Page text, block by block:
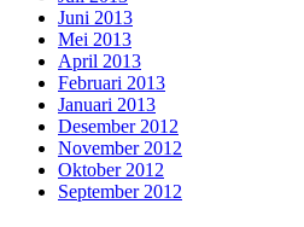
Juni 2013
Mei 2013
April 2013
Februari 2013
Januari 2013
Desember 2012
November 2012
Oktober 2012
September 2012